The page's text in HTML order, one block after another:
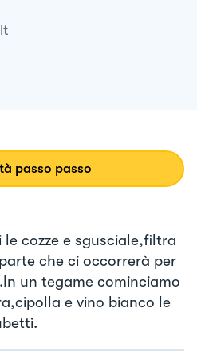
lt
passo passo
cozze e sgusciale,filtra
che ci occorrerà per
un tegame cominciamo
e vino bianco le